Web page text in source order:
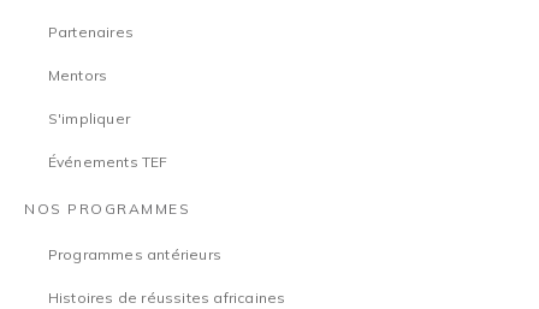
Partenaires
Mentors
S'impliquer
Événements TEF
NOS PROGRAMMES
Programmes antérieurs
Histoires de réussites africaines